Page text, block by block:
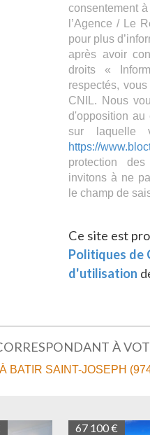
consentement
l’Agence / Le
pour plus
après avoir
droits «
respectés,
CNIL. Nous
d'opposition au
sur laquelle
https://
protection
invitons à ne
le champ de
Ce site est
Politiques de
d'utilisation
À
BATIR SAINT-JOSEPH
55